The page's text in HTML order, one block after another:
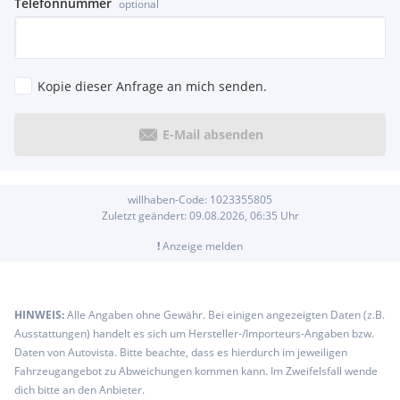
Aussenspiegelgehäuse silber lackiert
Dreipunkt-Automatiksicherheitsgurte mit Gurtstraffer für
Frontscheibe in Verbundsicherheitsglas - wärme- und
Fussgängererkennung
Stossfänger in Wagenfarbe - -unterteile schwarz
Verbandtasche - Warndreieck und Warnweste
optional
Kopie dieser Anfrage an mich senden.
E-Mail absenden
willhaben-Code: 1023355805
Zuletzt geändert: 09.08.2026, 06:35 Uhr
!Anzeige melden
HINWEIS:Alle Angaben ohne Gewähr. Bei einigen angezeigten Daten (z.B.
Ausstattungen) handelt es sich um Hersteller-/Importeurs-Angaben bzw.
Daten von Autovista. Bitte beachte, dass es hierdurch im jeweiligen
Fahrzeugangebot zu Abweichungen kommen kann. Im Zweifelsfall wende
dich bitte an den Anbieter.